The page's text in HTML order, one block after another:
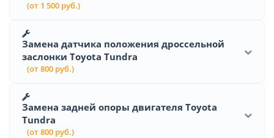
(от 1 500 руб.)
Замена датчика положения дроссельной
заслонки Toyota Tundra
(от 800 руб.)
Замена задней опоры двигателя Toyota
Tundra
(от 800 руб.)